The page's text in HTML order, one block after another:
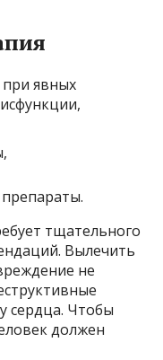
явных
тщательного
Вылечить
не
сердца. Чтобы
должен